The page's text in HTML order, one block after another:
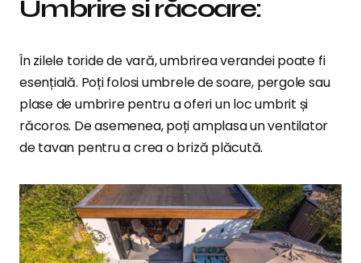
Umbrire si răcoare:
În zilele toride de vară, umbrirea verandei poate fi
esențială. Poți folosi umbrele de soare, pergole sau
plase de umbrire pentru a oferi un loc umbrit și
răcoros. De asemenea, poți amplasa un ventilator
de tavan pentru a crea o briză plăcută.